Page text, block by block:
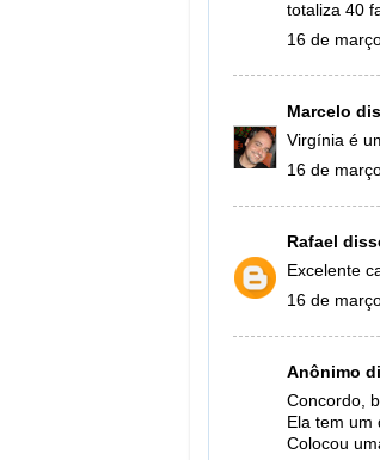
totaliza 40
16 de
Marcelo
Virgínia é
16 de
Rafael
Excelente
16 de
Anônimo
Concordo,
Ela tem um
Colocou